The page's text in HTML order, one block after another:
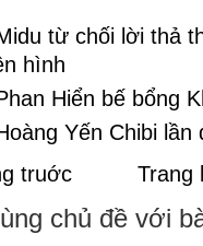
từ chối lời thả
hình
Hiển bế bổng
Yến Chibi lần
truớc
Trang
chủ đề với